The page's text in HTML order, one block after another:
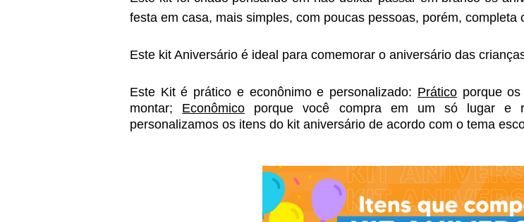
festa em casa, mais simples, com poucas pessoas, porém, completa
Este kit Aniversário é ideal para comemorar o aniversário das
Este Kit é prático e econônimo e personalizado: Prático porque os
montar; Econômico porque você compra em um só lugar e
personalizamos os itens do kit aniversário de acordo com o tema